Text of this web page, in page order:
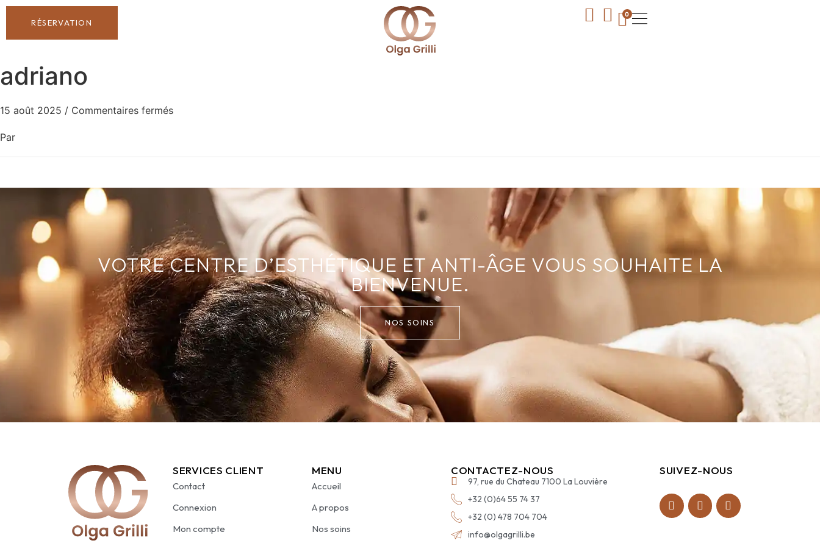
RÉSERVATION
0
adriano
15 août 2025 / Commentaires fermés
Par
VOTRE CENTRE D’ESTHÉTIQUE ET ANTI-ÂGE VOUS SOUHAITE LA
BIENVENUE.
NOS SOINS
SERVICES CLIENT
Contact
Connexion
Mon compte
MENU
Accueil
A propos
Nos soins
CONTACTEZ-NOUS
97, rue du Chateau 7100 La Louvière
+32 (0)64 55 74 37
+32 (0) 478 704 704
info@olgagrilli.be
SUIVEZ-NOUS